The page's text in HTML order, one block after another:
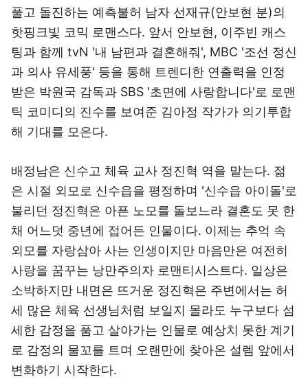
풀고 돌진하는 예측불허 남자 선재규(안보현 분)의
핫핑크빛 코믹 로맨스다. 앞서 안보현, 이주빈 캐스
팅과 함께 tvN '내 남편과 결혼해줘', MBC '조선 정신
과 의사 유세풍' 등을 통해 트렌디한 연출력을 인정
받은 박원국 감독과 SBS '초면에 사랑합니다'로 로맨
틱 코미디의 진수를 보여준 김아정 작가가 의기투합
해 기대를 모은다.
배정남은 신수고 체육 교사 정진혁 역을 맡는다. 젊
은 시절 외모로 신수읍을 평정하며 '신수읍 아이돌'로
불리던 정진혁은 아픈 노모를 돌보느라 결혼도 못 한
채 어느덧 중년에 접어든 인물이다. 이제는 추억 속
외모를 자랑삼아 사는 인생이지만 마음만은 여전히
사랑을 꿈꾸는 낭만주의자 로맨티시스트다. 일상은
소박하지만 내면은 뜨거운 정진혁은 주변에서는 허
세 많은 체육 선생님처럼 보일지 몰라도 누구보다 섬
세한 감정을 품고 살아가는 인물로 예상치 못한 계기
로 감정의 물꼬를 트며 오랜만에 찾아온 설렘 앞에서
변화하기 시작한다.